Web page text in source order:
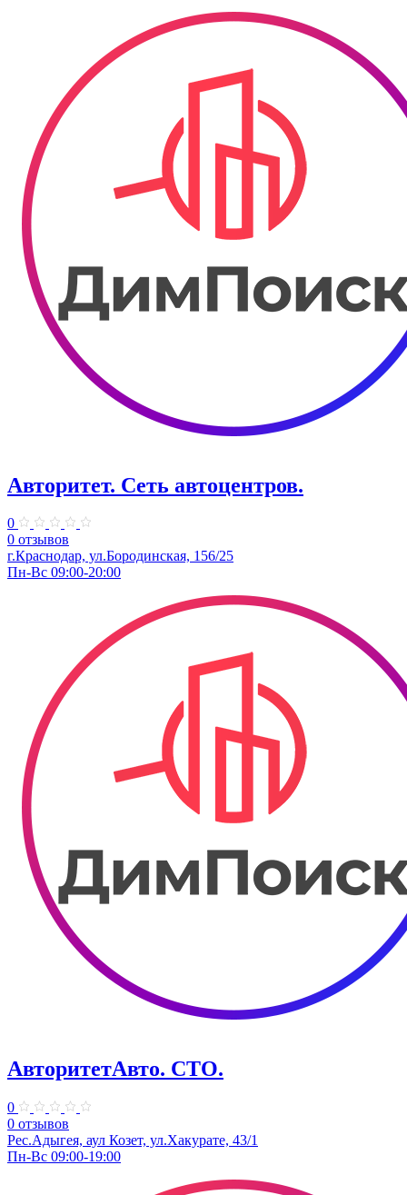
Авторитет. ​Сеть автоцентров.
0
0 отзывов
г.Краснодар, ул.Бородинская, 156/25
Пн-Вс 09:00-20:00
АвторитетАвто. СТО.
0
0 отзывов
Рес.Адыгея, аул Козет, ул.Хакурате, 43/1
Пн-Вс 09:00-19:00